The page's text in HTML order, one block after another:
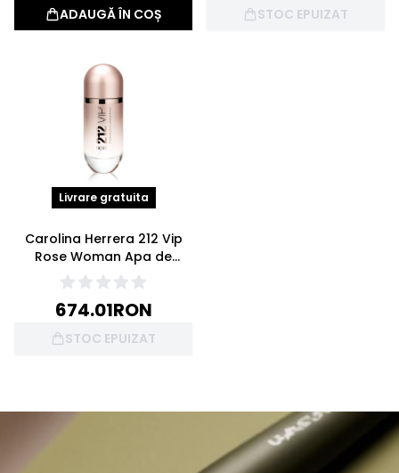
ADAUGĂ ÎN COȘ STOC EPUIZAT
Livrare gratuita
Carolina Herrera 212 Vip
Rose Woman Apa de
parfum 80ml
674.01RON
STOC EPUIZAT